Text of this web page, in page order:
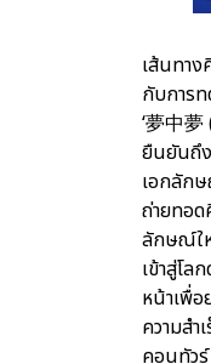
เส้นทา
กับการ
‘夢中
ยืนยันถึ
เอกลัก
ถ่ายทอด
ลักษณ์ใ
เข้าสู่โ
หน้าเพื่
ความส
คอนทัว